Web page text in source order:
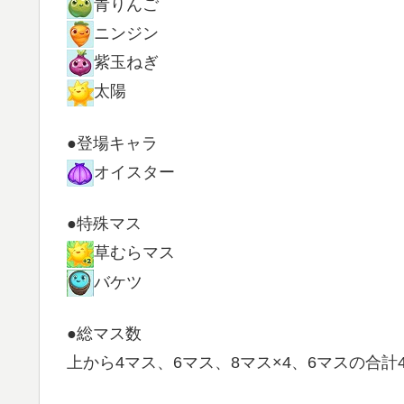
青りんご
ニンジン
紫玉ねぎ
太陽
●登場キャラ
オイスター
●特殊マス
草むらマス
バケツ
●総マス数
上から4マス、6マス、8マス×4、6マスの合計